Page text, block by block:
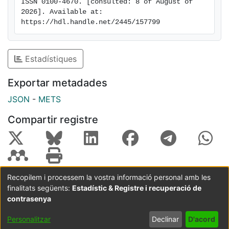
ISSN 0100-4670. [consulted: 8 of August of
2026]. Available at:
https://hdl.handle.net/2445/157799
Estadístiques
Exportar metadades
JSON - METS
Compartir registre
Coordinació:CRAI UB Avís legal
Metadades
subjectes a:
Configuració
de cookies
privadesa
Recopilem i processem la vostra informació personal amb les
finalitats següents: Estadístic & Registre i recuperació de
contrasenya
Personalitzar Declinar D'acord